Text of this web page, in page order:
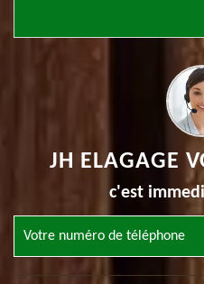
JH ELAGAGE
c'est